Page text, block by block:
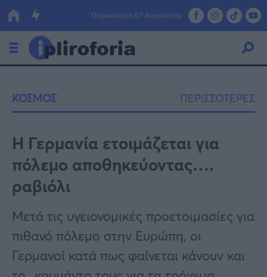
Παρασκευή 07 Αυγούστου
Οικονομία
Πολιτική
Τράπεζες
Επιδοτήσεις
ΕΣΠΑ
Κόσμος
Lifestyle
Αθλητικά
Υγεία
ΚΟΣΜΟΣ ΠΕΡΙΣΣΟΤΕΡΕΣ
Η Γερμανία ετοιμάζεται για
πόλεμο αποθηκεύοντας….
ραβιόλι
Μετά τις υγειονομικές προετοιμασίες για
πιθανό πόλεμο στην Ευρώπη, οι
Γερμανοί κατά πως φαίνεται κάνουν και